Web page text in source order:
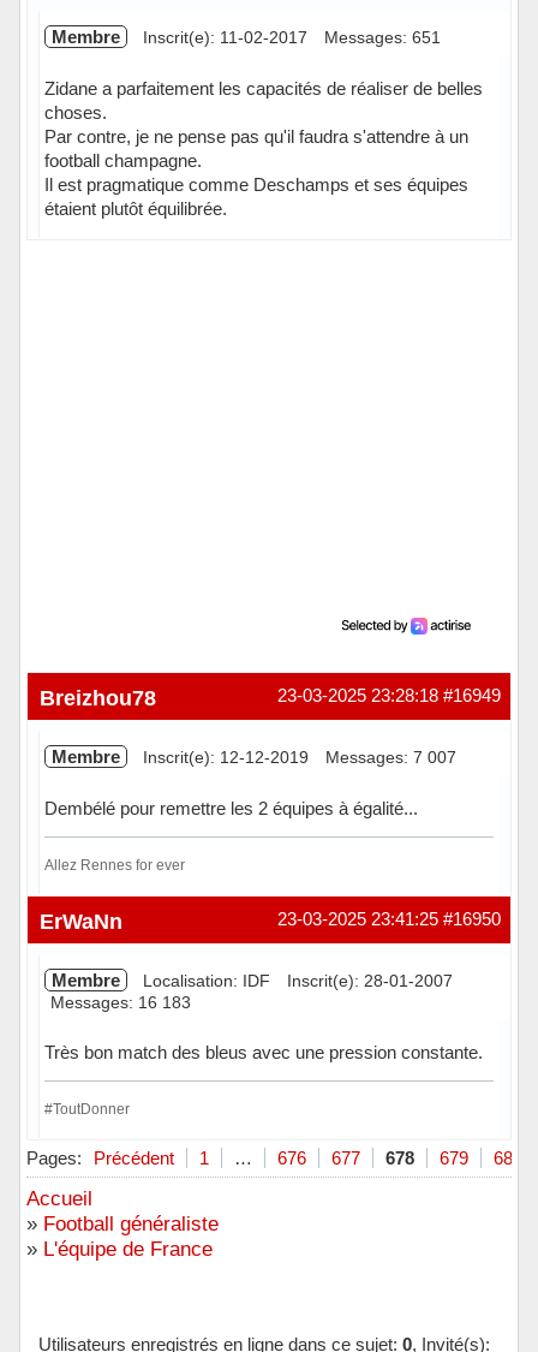
Membre Inscrit(e): 11-02-2017 Messages: 651
Zidane a parfaitement les capacités de réaliser de belles
choses.
Par contre, je ne pense pas qu'il faudra s'attendre à un
football champagne.
Il est pragmatique comme Deschamps et ses équipes
étaient plutôt équilibrée.
#16949
23-03-2025 23:28:18
Breizhou78
Membre Inscrit(e): 12-12-2019 Messages: 7 007
Dembélé pour remettre les 2 équipes à égalité...
Allez Rennes for ever
Hors ligne #16950
23-03-2025 23:41:25
ErWaNn
Membre Localisation: IDF
Inscrit(e): 28-01-2007
Messages: 16 183
Très bon match des bleus avec une pression constante.
#ToutDonner
Hors ligne
Pages: Précédent 1 … 676 677 678 679 680
Accueil
» Football généraliste
» L'équipe de France
Utilisateurs enregistrés en ligne dans ce sujet: 0, Invité(s):